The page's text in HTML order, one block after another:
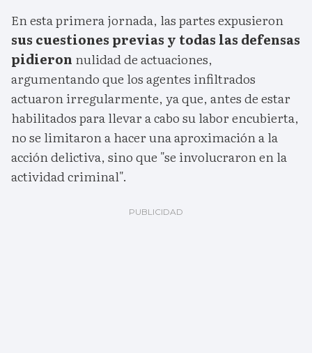
En esta primera jornada, las partes expusieron
sus cuestiones previas y todas las defensas
pidieron nulidad de actuaciones,
argumentando que los agentes infiltrados
actuaron irregularmente, ya que, antes de estar
habilitados para llevar a cabo su labor encubierta,
no se limitaron a hacer una aproximación a la
acción delictiva, sino que "se involucraron en la
actividad criminal".